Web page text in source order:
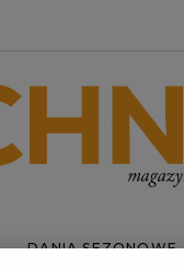
DANIA SEZONOWE